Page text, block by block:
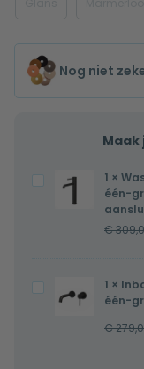
Nog niet
hoge
één-
bediening
1 ×
één-
€
Inbouw
1 ×
één-
€